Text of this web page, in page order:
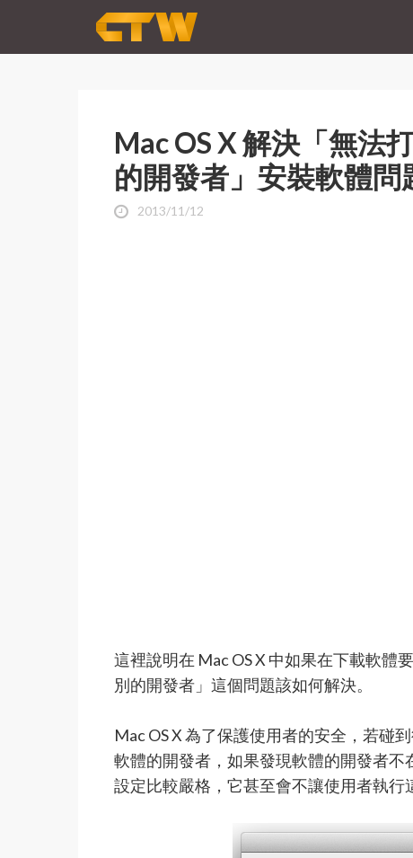
Mac OS X 解決「無法
的開發者」安裝軟體問
2013/11/12
這裡說明在 Mac OS X 中如果在下載軟體
別的開發者」這個問題該如何解決。
Mac OS X 為了保護使用者的安全，若碰
軟體的開發者，如果發現軟體的開發者
設定比較嚴格，它甚至會不讓使用者執行